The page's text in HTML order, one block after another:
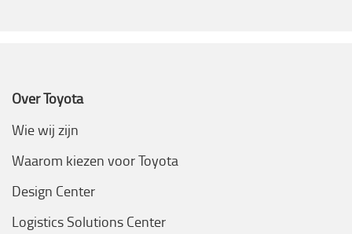
Over Toyota
Wie wij zijn
Waarom kiezen voor Toyota
Design Center
Logistics Solutions Center